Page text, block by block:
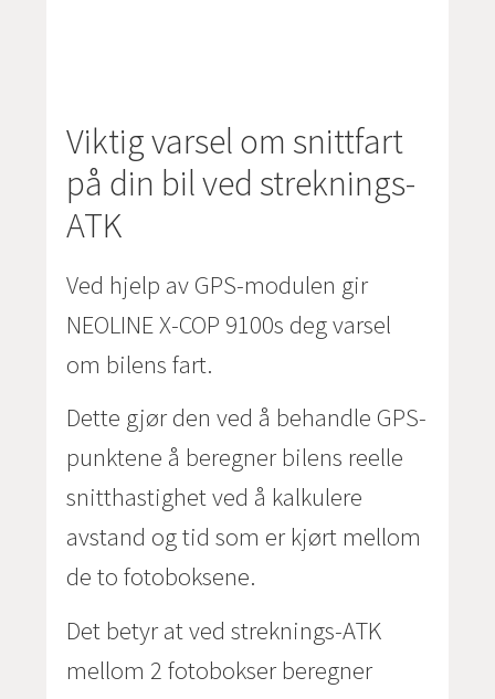
Viktig varsel om snittfart
på din bil ved streknings-
ATK
Ved hjelp av GPS-modulen gir
NEOLINE X-COP 9100s deg varsel
om bilens fart.
Dette gjør den ved å behandle GPS-
punktene å beregner bilens reelle
snitthastighet ved å kalkulere
avstand og tid som er kjørt mellom
de to fotoboksene.
Det betyr at ved streknings-ATK
mellom 2 fotobokser beregner